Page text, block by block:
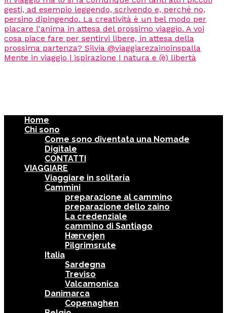
Home
Chi sono
Come sono diventata una Nomade
Digitale
CONTATTI
VIAGGIARE
Viaggiare in solitaria
Cammini
preparazione al cammino
preparazione dello zaino
La credenziale
cammino di Santiago
Hærvejen
Pilgrimsrute
Italia
Sardegna
Treviso
Valcamonica
Danimarca
Copenaghen